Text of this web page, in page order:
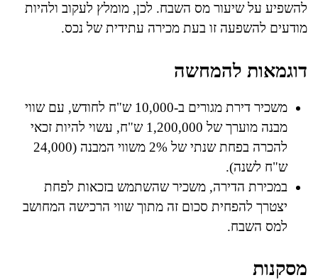
להשפיע על שיעור מס השבח. לכן, מומלץ לעקוב ולהיות
מודעים להשפעה זו בעת מכירה עתידית של נכס.
דוגמאות להמחשה
משכיר דירת מגורים ב-10,000 ש"ח לחודש, עם שווי
מבנה מוערך של 1,200,000 ש"ח, עשוי להיות זכאי
להכרה בפחת שנתי של 2% משווי המבנה (24,000
ש"ח לשנה).
במכירת הדירה, משכיר שהשתמש בזכאות לפחת
יצטרך להפחית סכום זה מתוך שווי הרכישה המחושב
למס השבח.
מסקנות